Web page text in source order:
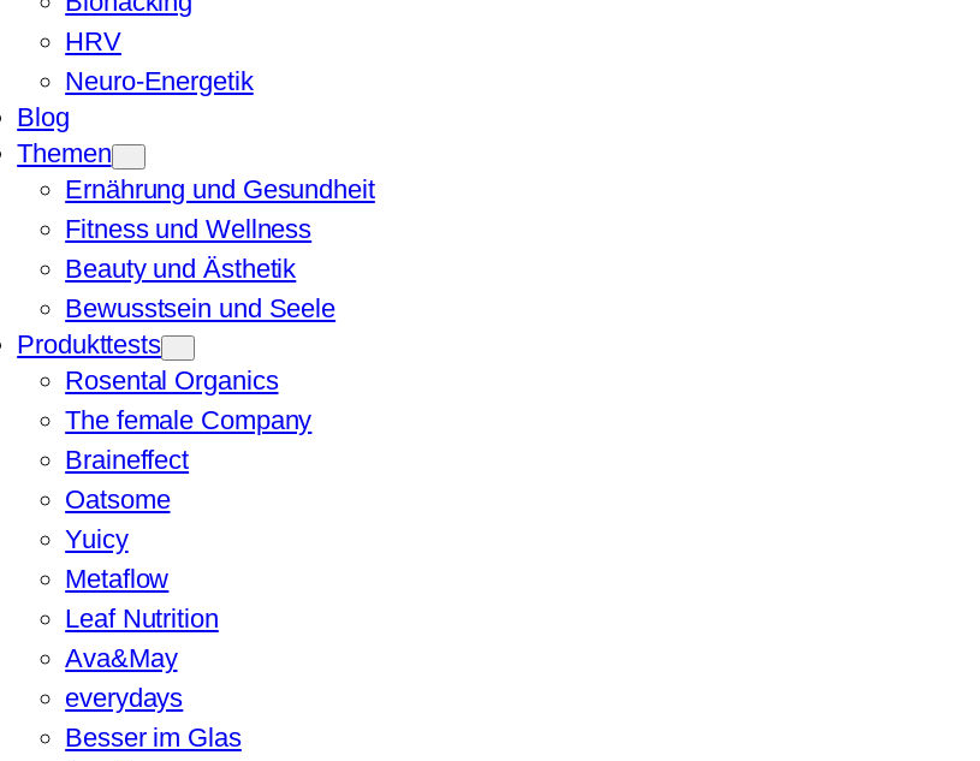
HRV
Neuro-Energetik
Blog
Themen
Ernährung und Gesundheit
Fitness und Wellness
Beauty und Ästhetik
Bewusstsein und Seele
Produkttests
Rosental Organics
The female Company
Braineffect
Oatsome
Yuicy
Metaflow
Leaf Nutrition
Ava&May
everydays
Besser im Glas